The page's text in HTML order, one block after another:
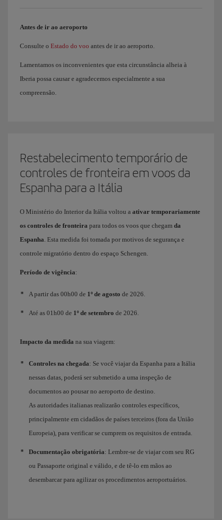
Antes de ir ao aeroporto
Consulte o Estado do voo antes de ir ao aeroporto.
Lamentamos os inconvenientes que esta circunstância alheia à
Iberia possa causar e agradecemos especialmente a sua
compreensão.
Restabelecimento temporário de
controles de fronteira em voos da
Espanha para a Itália
O Ministério do Interior da Itália voltou a ativar temporariamente
os controles de fronteira para todos os voos que chegam da
Espanha. Esta medida foi tomada por motivos de segurança e
controle migratório dentro do espaço Schengen.
Período de vigência:
A partir das 00h00 de 1º de agosto de 2026.
Até as 01h00 de 1º de setembro de 2026.
Impacto da medida na sua viagem:
Controles na chegada: Se você viajar da Espanha para a Itália
nessas datas, poderá ser submetido a uma inspeção de
documentos ao pousar no aeroporto de destino.
As autoridades italianas realizarão controles específicos,
principalmente em cidadãos de países terceiros (fora da União
Europeia), para verificar se cumprem os requisitos de entrada.
Documentação obrigatória: Lembre-se de viajar com seu RG
ou Passaporte original e válido, e de tê-lo em mãos ao
desembarcar para agilizar os procedimentos aeroportuários.